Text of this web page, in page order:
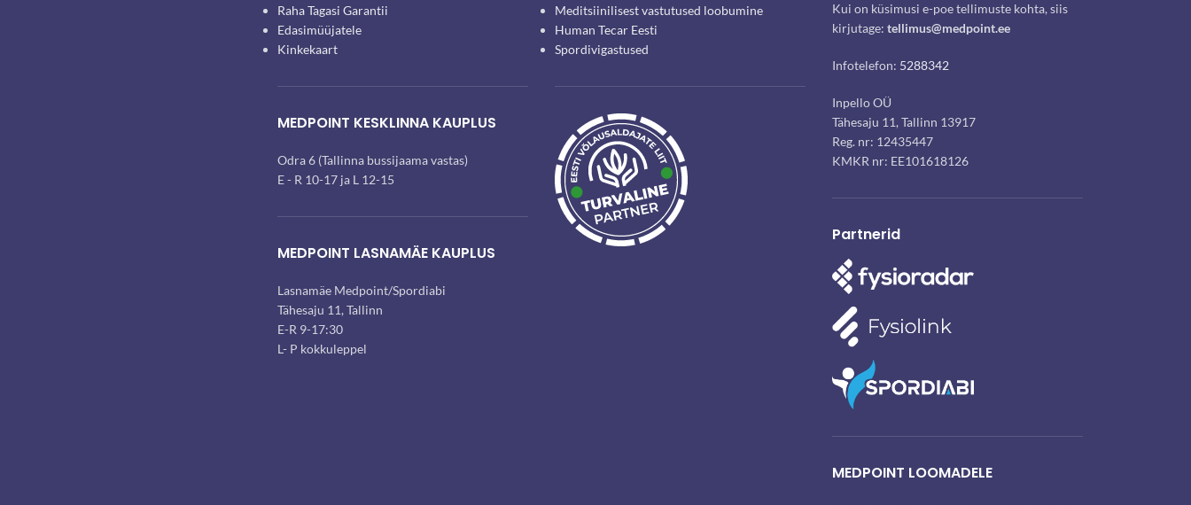
Raha Tagasi Garantii
Edasimüüjatele
Kinkekaart
MEDPOINT KESKLINNA KAUPLUS
Odra 6 (Tallinna bussijaama vastas)
E - R 10-17 ja L 12-15
MEDPOINT LASNAMÄE KAUPLUS
Lasnamäe Medpoint/Spordiabi
Tähesaju 11, Tallinn
E-R 9-17:30
L- P kokkuleppel
Meditsiinilisest vastutused loobumine
Human Tecar Eesti
Spordivigastused
Kui on küsimusi e-poe tellimuste kohta, siis
kirjutage: tellimus@medpoint.ee
Infotelefon: 5288342
Inpello OÜ
Tähesaju 11, Tallinn 13917
Reg. nr: 12435447
KMKR nr: EE101618126
Partnerid
MEDPOINT LOOMADELE